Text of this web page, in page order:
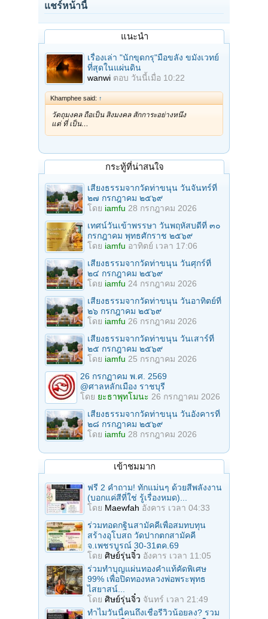
แชร์หน้านี้
แนะนำ
เรื่องเล่า "นักขุดกรุ"มือขลัง ขมังเวทย์
ที่สุดในแผ่นดิน
wanwi ตอบ วันนี้เมื่อ 10:22
Khamphee said: ↑
วัตถุมงคล ถือเป็น สิ่งมงคล สักการะอย่างหนึ่ง
แต่ ที่ เป็น…
กระทู้ที่น่าสนใจ
เสียงธรรมจากวัดท่าขนุน วันจันทร์ที่
๒๗ กรกฎาคม ๒๕๖๙
โดย iamfu 28 กรกฎาคม 2026
เทศน์วันเข้าพรรษา วันพฤหัสบดีที่ ๓๐
กรกฎาคม พุทธศักราช ๒๕๖๙
โดย iamfu อาทิตย์ เวลา 17:06
เสียงธรรมจากวัดท่าขนุน วันศุกร์ที่
๒๔ กรกฎาคม ๒๕๖๙
โดย iamfu 24 กรกฎาคม 2026
เสียงธรรมจากวัดท่าขนุน วันอาทิตย์ที่
๒๖ กรกฎาคม ๒๕๖๙
โดย iamfu 26 กรกฎาคม 2026
เสียงธรรมจากวัดท่าขนุน วันเสาร์ที่
๒๕ กรกฎาคม ๒๕๖๙
โดย iamfu 25 กรกฎาคม 2026
26 กรกฏาคม พ.ศ. 2569
@ศาลหลักเมือง ราชบุรี
โดย ยะธาพุทโมนะ 26 กรกฎาคม 2026
เสียงธรรมจากวัดท่าขนุน วันอังคารที่
๒๘ กรกฎาคม ๒๕๖๙
โดย iamfu 28 กรกฎาคม 2026
เข้าชมมาก
ฟรี 2 คำถาม! ทักแม่นๆ ด้วยสีพลังงาน
(บอกแค่สีที่ใช่ รู้เรื่องหมด)...
โดย Maewfah อังคาร เวลา 04:33
ร่วมทอดกฐินสามัคคีเพื่อสมทบทุน
สร้างอุโบสถ วัดปากตกสามัคคี
จ.เพชรบูรณ์ 30-31ตค.69
โดย ศิษย์รุ่นจิ๋ว อังคาร เวลา 11:05
ร่วมทําบุญแผ่นทองคำแท้คัดพิเศษ
99% เพื่อปิดทองหลวงพ่อพระพุทธ
ไสยาสน์...
โดย ศิษย์รุ่นจิ๋ว จันทร์ เวลา 21:49
ทำไมวันนี้คนถึงเชื่อรีวิวน้อยลง? รวม